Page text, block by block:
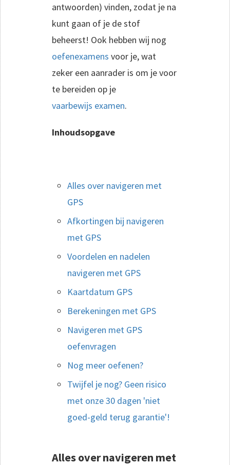
antwoorden) vinden, zodat je na
kunt gaan of je de stof
beheerst! Ook hebben wij nog
oefenexamens voor je, wat
zeker een aanrader is om je voor
te bereiden op je
vaarbewijs examen.
Inhoudsopgave
Alles over navigeren met
GPS
Afkortingen bij navigeren
met GPS
Voordelen en nadelen
navigeren met GPS
Kaartdatum GPS
Berekeningen met GPS
Navigeren met GPS
oefenvragen
Nog meer oefenen?
Twijfel je nog? Geen risico
met onze 30 dagen 'niet
goed-geld terug garantie'!
Alles over navigeren met